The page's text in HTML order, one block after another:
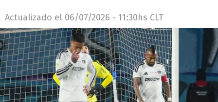
Actualizado el 06/07/2026 - 11:30hs CLT